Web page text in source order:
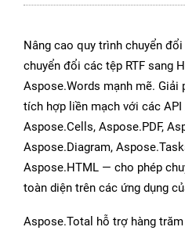
Nâng cao quy trình chuyển
chuyển đổi các tệp RTF sang
Aspose.Words mạnh mẽ. Giải
tích hợp liền mạch với các
Aspose.Cells, Aspose.PDF,
Aspose.Diagram,
Aspose.HTML — cho phép
toàn diện trên các ứng dụng
Aspose.Total hỗ trợ hàng